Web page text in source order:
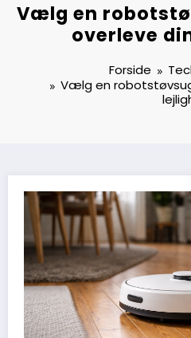
Vælg en
overleve
Forside
Vælg en